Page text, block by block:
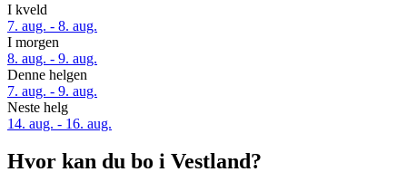
I kveld
7. aug. - 8. aug.
I morgen
8. aug. - 9. aug.
Denne helgen
7. aug. - 9. aug.
Neste helg
14. aug. - 16. aug.
Hvor kan du bo i Vestland?